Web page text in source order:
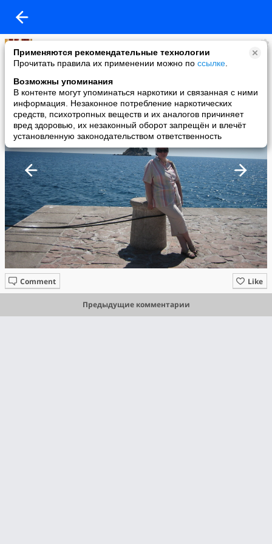
Применяются рекомендательные технологии
Прочитать правила их применении можно по ссылке
Возможны упоминания
В контенте могут упоминаться наркотики и связанная с ними
информация. Незаконное потребление наркотических
средств, психотропных веществ и их аналогов причиняет
вред здоровью, их незаконный оборот запрещён и влечёт
установленную законодательством ответственность
Татьяна Карих
added a photo
29 Sep в 12:05
Like
Comment
Предыдущие комментарии